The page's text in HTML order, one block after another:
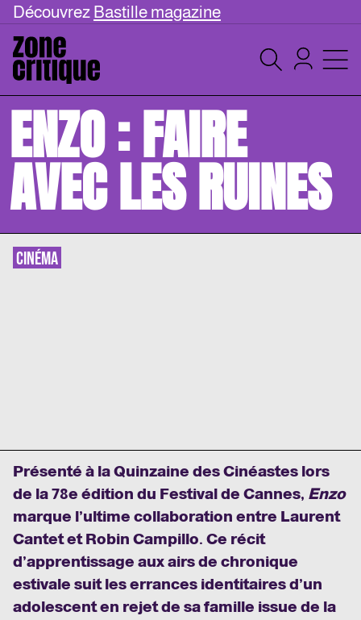
Découvrez Bastille magazine
ENZO : FAIRE
AVEC LES RUINES
CINÉMA
Présenté à la Quinzaine des Cinéastes lors
de la 78e édition du Festival de Cannes, Enzo
marque l’ultime collaboration entre Laurent
Cantet et Robin Campillo. Ce récit
d’apprentissage aux airs de chronique
estivale suit les errances identitaires d’un
adolescent en rejet de sa famille issue de la